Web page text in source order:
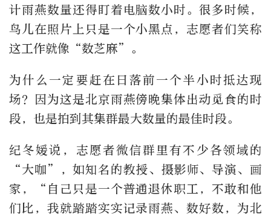
计雨燕数量还得盯着电脑数小时。很多时候，
鸟儿在照片上只是一个小黑点，志愿者们笑称
这工作就像“数芝麻”。
为什么一定要赶在日落前一个半小时抵达现
场？因为这是北京雨燕傍晚集体出动觅食的时
段，也是拍到其集群最大数量的最佳时段。
纪冬媛说，志愿者微信群里有不少各领域的
“大咖”，如知名的教授、摄影师、导演、画
家，“自己只是一个普通退休职工，不敢和他
们比，我就踏踏实实记录雨燕、数好数，为北